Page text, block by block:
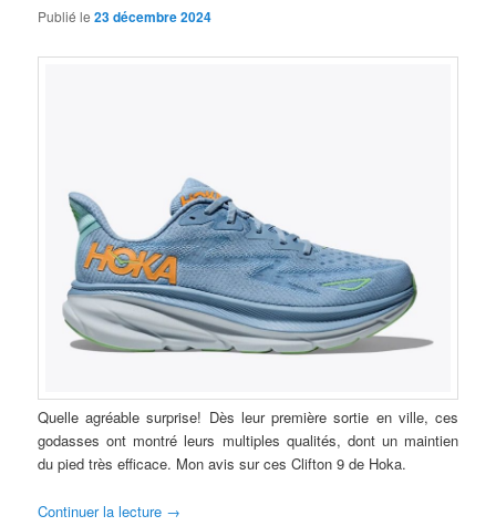
Publié le23 décembre 2024
Quelle agréable surprise! Dès leur première sortie en ville, ces
godasses ont montré leurs multiples qualités, dont un maintien
du pied très efficace. Mon avis sur ces Clifton 9 de Hoka.
Continuer la lecture →